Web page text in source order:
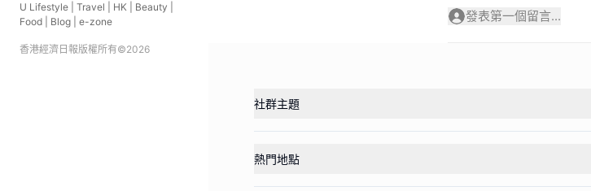
U Lifestyle Travel HK Beauty
Food
Blog e-zone
香港經濟日報版權所有©2026
發表第一個留言...
社群主題
熱門地點